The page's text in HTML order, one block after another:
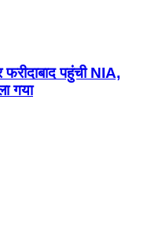
पहुंची NIA,
गया